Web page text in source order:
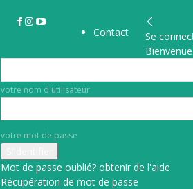
Contact
Se
votre nom d'utilisateur
votre mot de passe
Mot de passe oublié? obtenir de l'aide
Récupération de mot de passe